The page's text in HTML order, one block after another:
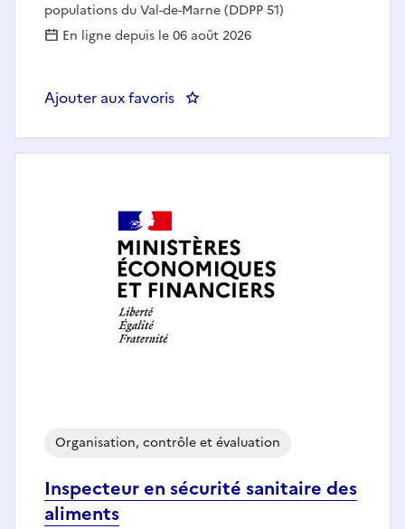
populations du Val-de-Marne (DDPP 51)
En ligne depuis le 06 août 2026
Ajouter aux favoris : Inspecteur en sécurité
Inspecteur en sécurité sanitaire des
aliments
Organisation, contrôle et évaluation